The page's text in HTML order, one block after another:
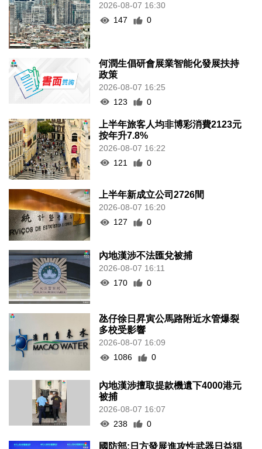
2026-08-07 16:30
147
0
何潤生倡研會展業智能化發展扶持
政策
2026-08-07 16:25
123
0
上半年旅客人均非博彩消費2123元
按年升7.8%
2026-08-07 16:22
121
0
上半年新成立公司2726間
2026-08-07 16:20
127
0
內地漢涉不法匯兌被捕
2026-08-07 16:11
170
0
氹仔徐日昇寅公馬路附近水管爆裂
多校受影響
2026-08-07 16:09
1086
0
內地漢涉擅取提款機遺下4000港元
被捕
2026-08-07 16:07
238
0
國防部:日方發展進攻性武器日益猖